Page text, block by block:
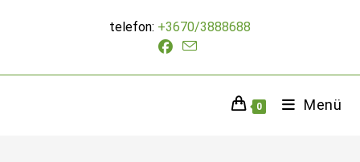
telefon: +3670/3888688
0 Menü